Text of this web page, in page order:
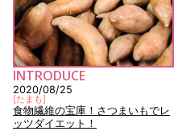
INTRODUCE
2020/08/25
[たまも]
食物繊維の宝庫！さつまいもでレ
ッツダイエット！